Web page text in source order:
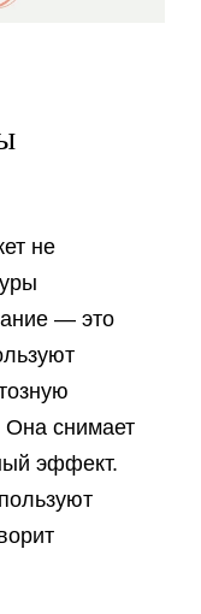
не
— это
снимает
эффект.